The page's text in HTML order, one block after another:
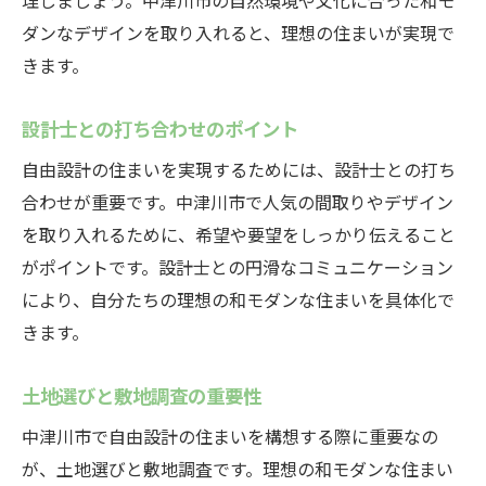
ダンなデザインを取り入れると、理想の住まいが実現で
きます。
設計士との打ち合わせのポイント
自由設計の住まいを実現するためには、設計士との打ち
合わせが重要です。中津川市で人気の間取りやデザイン
を取り入れるために、希望や要望をしっかり伝えること
がポイントです。設計士との円滑なコミュニケーション
により、自分たちの理想の和モダンな住まいを具体化で
きます。
土地選びと敷地調査の重要性
中津川市で自由設計の住まいを構想する際に重要なの
が、土地選びと敷地調査です。理想の和モダンな住まい